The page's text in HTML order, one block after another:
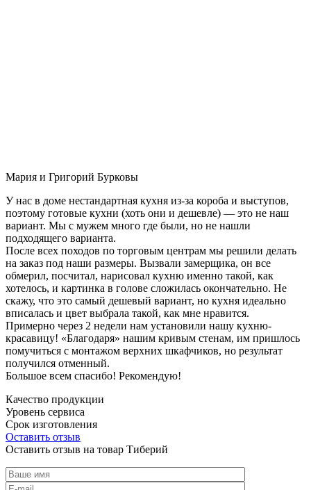
Мария и Григорий Бурковы
У нас в доме нестандартная кухня из-за короба и выступов,
поэтому готовые кухни (хоть они и дешевле) — это не наш
вариант. Мы с мужем много где были, но не нашли
подходящего варианта.
После всех походов по торговым центрам мы решили делать
на заказ под наши размеры. Вызвали замерщика, он все
обмерил, посчитал, нарисовал кухню именно такой, как
хотелось, и картинка в голове сложилась окончательно. Не
скажу, что это самый дешевый вариант, но кухня идеально
вписалась и цвет выбрала такой, как мне нравится.
Примерно через 2 недели нам установили нашу кухню-
красавицу! «Благодаря» нашим кривым стенам, им пришлось
помучиться с монтажом верхних шкафчиков, но результат
получился отменный.
Большое всем спасибо! Рекомендую!
Качество продукции
Уровень сервиса
Срок изготовления
Оставить отзыв
Оставить отзыв на товар Тиберий